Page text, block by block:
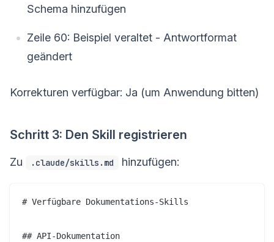
Schema hinzufügen
Zeile 60: Beispiel veraltet - Antwortformat
geändert
Korrekturen verfügbar: Ja (um Anwendung bitten)
Schritt 3: Den Skill registrieren
Zu .claude/skills.md hinzufügen:
# Verfügbare Dokumentations-Skills
## API-Dokumentation